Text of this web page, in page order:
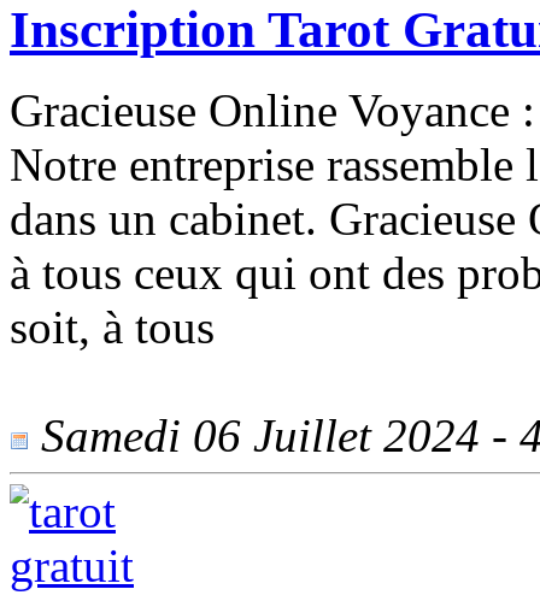
Inscription Tarot
Gracieuse Online Voyance
Notre entreprise rassemble
dans un cabinet.
à tous ceux qui ont des
soit, à tous
Samedi 06 Juillet 2024 -